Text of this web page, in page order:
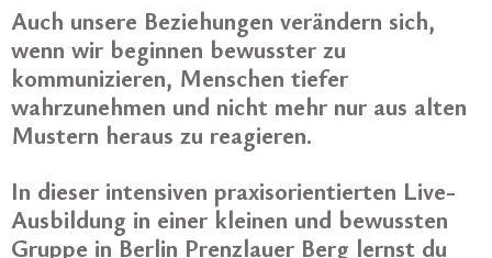
Auch unsere Beziehungen verändern sich,
wenn wir beginnen bewusster zu
kommunizieren, Menschen tiefer
wahrzunehmen und nicht mehr nur aus alten
Mustern heraus zu reagieren.
In dieser intensiven praxisorientierten Live-
Ausbildung in einer kleinen und bewussten
Gruppe in Berlin Prenzlauer Berg lernst du